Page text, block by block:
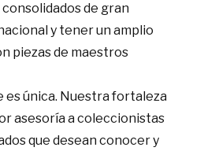
de gran
y tener un amplio
piezas de maestros
es única. Nuestra fortaleza
asesoría a coleccionistas
que desean conocer y